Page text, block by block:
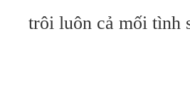
trôi luôn cả mối tình